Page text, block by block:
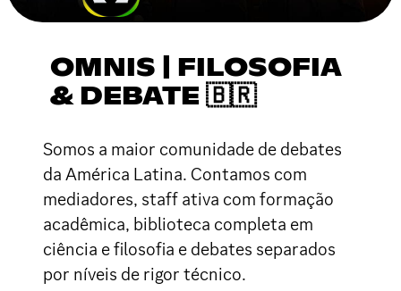
OMNIS | FILOSOFIA
& DEBATE 🇧🇷
Somos a maior comunidade de debates
da América Latina. Contamos com
mediadores, staff ativa com formação
acadêmica, biblioteca completa em
ciência e filosofia e debates separados
por níveis de rigor técnico.